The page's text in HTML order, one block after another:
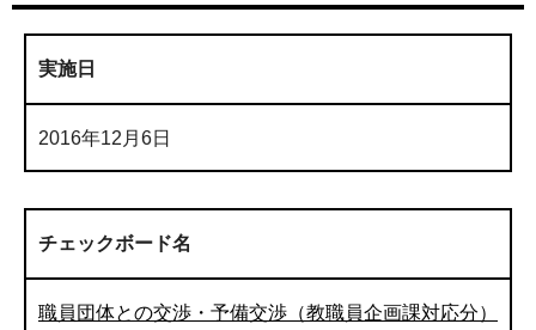
実施日
2016年12月6日
チェックボード名
職員団体との交渉・予備交渉（教職員企画課対応分）